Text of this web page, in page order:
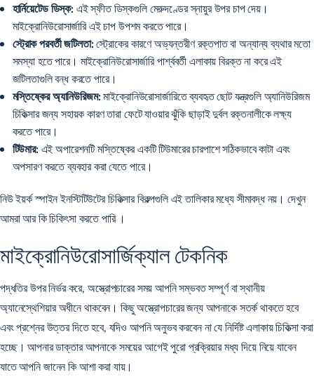
হার্নিয়েটেড ডিস্ক:এই স্ফীত ডিস্কগুলি মেরুদণ্ডের স্নায়ুর উপর চাপ দেয়।
মাইক্রোনিউরোসার্জারি এই চাপ উপশম করতে পারে।
স্ট্রোক পরবর্তী জটিলতা:স্ট্রোকের কারণে অভ্যন্তরীণ রক্তপাত বা অন্যান্য ব্যথার মতো
সমস্যা হতে পারে। মাইক্রোনিউরোসার্জারি পার্শ্ববর্তী এলাকায় বিরক্ত না করে এই
জটিলতাগুলি বন্ধ করতে পারে।
মস্তিষ্কের অ্যানিউরিজম:মাইক্রোনিউরোসার্জারিতে ব্যবহৃত ছোট যন্ত্রগুলি অ্যানিউরিজম
চিকিত্সার জন্য সহায়ক কারণ তারা ফেটে যাওয়ার ঝুঁকি ছাড়াই দুর্বল রক্তনালীকে লক্ষ্য
করতে পারে।
টিউমার:এই অপারেশনটি মস্তিষ্কের একটি টিউমারের চারপাশে সঠিকভাবে কাটা এবং
অপসারণ করতে ব্যবহার করা যেতে পারে।
নিউ ইয়র্ক স্পাইন ইনস্টিটিউটের চিকিত্সার বিকল্পগুলি এই তালিকার মধ্যে সীমাবদ্ধ নয়। দেখুন
আমরা আর কি চিকিৎসা করতে পারি।
মাইক্রোনিউরোসার্জিক্যাল টেকনিক
পদ্ধতির উপর নির্ভর করে, অস্ত্রোপচারের সময় আপনি সম্ভবত সম্পূর্ণ বা স্থানীয়
অ্যানেস্থেশিয়ার অধীনে থাকবেন। কিছু অস্ত্রোপচারের জন্য আপনাকে সতর্ক থাকতে হবে
এবং প্রশ্নের উত্তর দিতে হবে, যদিও আপনি অনুভব করবেন না যে নির্দিষ্ট এলাকায় চিকিত্সা করা
হচ্ছে। আপনার ডাক্তার আপনাকে সময়ের আগেই পুরো প্রক্রিয়ার মধ্য দিয়ে নিয়ে যাবেন
যাতে আপনি জানেন কি আশা করা যায়।